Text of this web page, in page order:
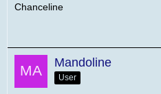
Chanceline
Mandoline
User